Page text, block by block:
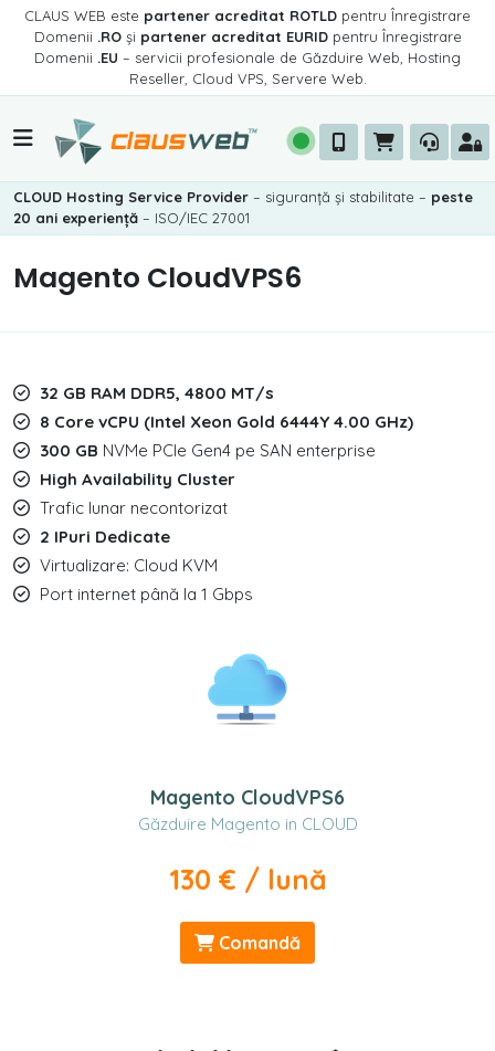
CLAUS WEB este partener acreditat ROTLD pentru Înregistrare
Domenii .ROși partener acreditat EURIDpentru Înregistrare
Domenii .EU – servicii profesionale de Găzduire Web, Hosting
Reseller, Cloud VPS, Servere Web.
CLOUD Hosting Service Provider – siguranță și stabilitate – peste
20 ani experiență – ISO/IEC 27001
Magento CloudVPS6
32 GB RAM DDR5, 4800 MT/s
8 Core vCPU (Intel Xeon Gold 6444Y 4.00 GHz)
300 GB NVMe PCIe Gen4 pe SAN enterprise
High Availability Cluster
Trafic lunar necontorizat
2 IPuri Dedicate
Virtualizare: Cloud KVM
Port internet până la 1 Gbps
Magento CloudVPS6
Găzduire Magento in CLOUD
130 € / lună
Comandă